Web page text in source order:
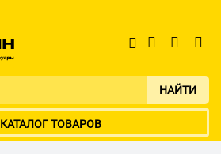
НАЙТИ
КАТАЛОГ ТОВАРОВ